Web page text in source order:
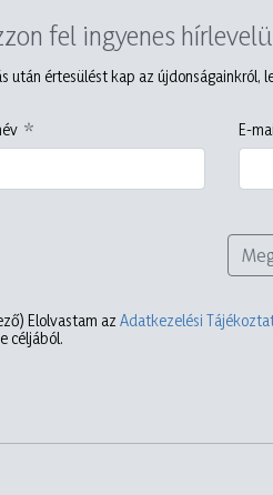
fel ingyenes
után értesülést kap az újdonságainkról,
E-
Elolvastam az Adatkezelési
céljából.